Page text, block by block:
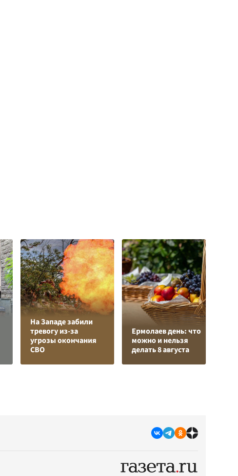
На Западе забили
тревогу из-за
угрозы окончания
СВО
Ермолаев день: что
можно и нельзя
делать 8 августа